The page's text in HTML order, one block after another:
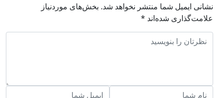
نشانی ایمیل شما منتشر نخواهد شد. بخش‌های موردنیاز
علامت‌گذاری شده‌اند *